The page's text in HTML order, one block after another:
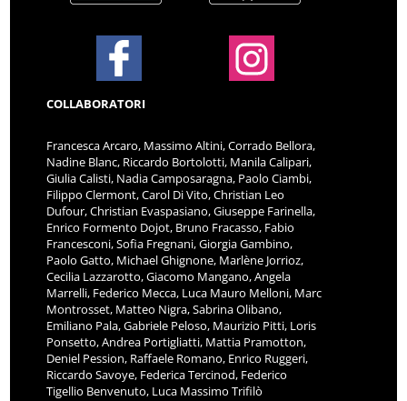
COLLABORATORI
Francesca Arcaro, Massimo Altini, Corrado Bellora,
Nadine Blanc, Riccardo Bortolotti, Manila Calipari,
Giulia Calisti, Nadia Camposaragna, Paolo Ciambi,
Filippo Clermont, Carol Di Vito, Christian Leo
Dufour, Christian Evaspasiano, Giuseppe Farinella,
Enrico Formento Dojot, Bruno Fracasso, Fabio
Francesconi, Sofia Fregnani, Giorgia Gambino,
Paolo Gatto, Michael Ghignone, Marlène Jorrioz,
Cecilia Lazzarotto, Giacomo Mangano, Angela
Marrelli, Federico Mecca, Luca Mauro Melloni, Marc
Montrosset, Matteo Nigra, Sabrina Olibano,
Emiliano Pala, Gabriele Peloso, Maurizio Pitti, Loris
Ponsetto, Andrea Portigliatti, Mattia Pramotton,
Deniel Pession, Raffaele Romano, Enrico Ruggeri,
Riccardo Savoye, Federica Tercinod, Federico
Tigellio Benvenuto, Luca Massimo Trifilò